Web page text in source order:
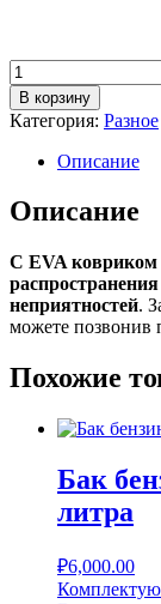
Количество
товара
EVA
коврик
В корзину
Категория: Разное
Описание
Описание
С EVA
неприятностей.
можете позвонив
Похожие
Бак
литра
₽6,000.00